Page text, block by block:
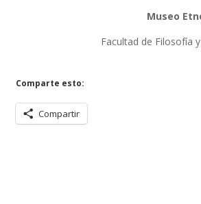
Museo
Facultad de Filosofía
Comparte esto:
Compartir